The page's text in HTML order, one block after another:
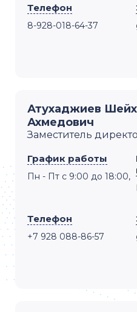
Телефон
8-928-018-64-37
Атухаджиев
Ахмедович
Заместитель
График работы
Пн - Пт с 9:00 до 18:00,
Телефон
+7 928 088-86-57